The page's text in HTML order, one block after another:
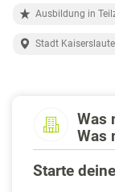
Ausbildung in
Stadt
Was
Was
Starte